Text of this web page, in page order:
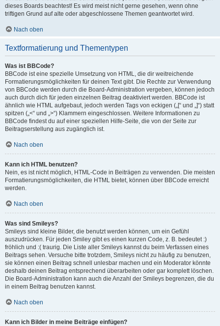
dieses Boards beachtest! Es wird meist nicht gerne gesehen, wenn ohne
triftigen Grund auf alte oder abgeschlossene Themen geantwortet wird.
Nach oben
Textformatierung und Thementypen
Was ist BBCode?
BBCode ist eine spezielle Umsetzung von HTML, die dir weitreichende
Formatierungsmöglichkeiten für deinen Text gibt. Die Rechte zur Verwendung
von BBCode werden durch die Board-Administration vergeben, können jedoch
auch durch dich für jeden einzelnen Beitrag deaktiviert werden. BBCode ist
ähnlich wie HTML aufgebaut, jedoch werden Tags von eckigen („[“ und „]“) statt
spitzen („<“ und „>“) Klammern eingeschlossen. Weitere Informationen zu
BBCode findest du auf einer speziellen Hilfe-Seite, die von der Seite zur
Beitragserstellung aus zugänglich ist.
Nach oben
Kann ich HTML benutzen?
Nein, es ist nicht möglich, HTML-Code in Beiträgen zu verwenden. Die meisten
Formatierungsmöglichkeiten, die HTML bietet, können über BBCode erreicht
werden.
Nach oben
Was sind Smileys?
Smileys sind kleine Bilder, die benutzt werden können, um ein Gefühl
auszudrücken. Für jeden Smiley gibt es einen kurzen Code, z. B. bedeutet :)
fröhlich und :( traurig. Die Liste aller Smileys kannst du beim Verfassen eines
Beitrags sehen. Versuche bitte trotzdem, Smileys nicht zu häufig zu benutzen,
sie können einen Beitrag schnell unlesbar machen und ein Moderator könnte
deshalb deinen Beitrag entsprechend überarbeiten oder gar komplett löschen.
Die Board-Administration kann auch die Anzahl der Smileys begrenzen, die du
in einem Beitrag benutzen kannst.
Nach oben
Kann ich Bilder in meine Beiträge einfügen?